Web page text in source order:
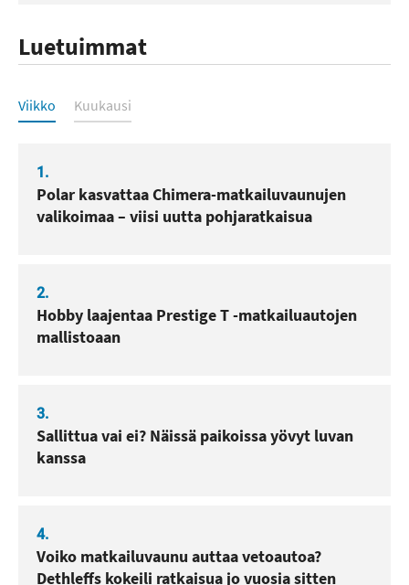
Luetuimmat
Luetuimmat
Viikko Kuukausi
1.
Polar kasvattaa Chimera-matkailuvaunujen
valikoimaa – viisi uutta pohjaratkaisua
2.
Hobby laajentaa Prestige T -matkailuautojen
mallistoaan
3.
Sallittua vai ei? Näissä paikoissa yövyt luvan
kanssa
4.
Voiko matkailuvaunu auttaa vetoautoa?
Dethleffs kokeili ratkaisua jo vuosia sitten